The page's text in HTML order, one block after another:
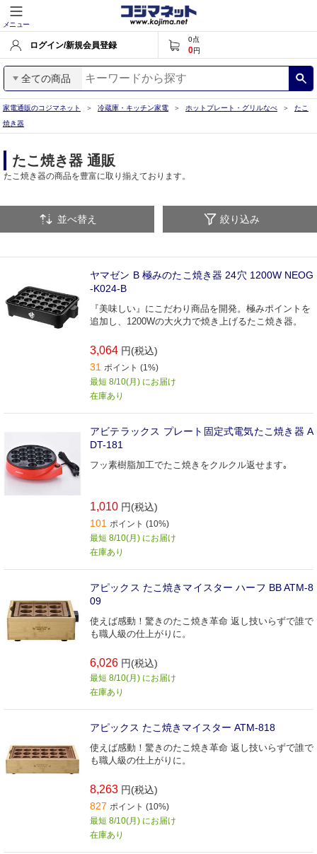
メニュー
ログイン/新規会員登録
0点
0円
全ての商品
家電通販のコジマネット 冷蔵庫・キッチン家電 ホットプレート・グリルなべ
たこ
焼き器
たこ焼き器 通販
たこ焼き器の商品を豊富に取り揃えております。
並べ替え 絞り込み
ヤマゼン B 極みのたこ焼き器 24穴 1200W NEOG
-K024-B
『美味しい』にこだわり商品を開発。極みポイントを
追加し、1200Wの大火力で焼き上げるたこ焼き器。
3,064 円(税込)
31 ポイント (1%)
最短 8/10(月) にお届け
在庫あり
アビテラックス プレート固定式電気たこ焼き器 A
DT-181
フッ素樹脂加工でたこ焼きをクルクル返せます｡
1,010 円(税込)
101 ポイント (10%)
最短 8/10(月) にお届け
在庫あり
アピックス たこ焼きマイスター ハーフ BB ATM-8
09
使えば感動！驚きのたこ焼き革命 返し技いらずで誰で
も職人級の仕上がりに。
6,026 円(税込)
最短 8/10(月) にお届け
在庫あり
アピックス たこ焼きマイスター ATM-818
使えば感動！驚きのたこ焼き革命 返し技いらずで誰で
も職人級の仕上がりに。
8,263 円(税込)
827 ポイント (10%)
最短 8/10(月) にお届け
在庫あり